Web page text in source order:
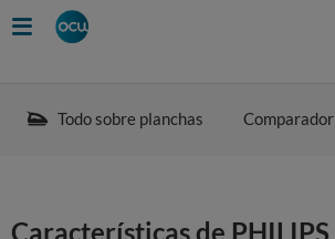
Todo sobre planchas Comparador
Características de PHILIPS